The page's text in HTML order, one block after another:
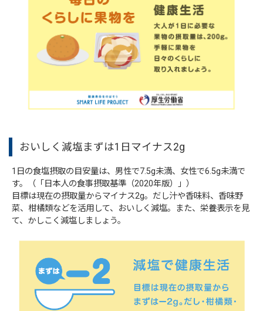
おいしく減塩まずは1日マイナス2g
1日の食塩摂取の目安量は、男性で7.5g未満、女性で6.5g未満で
す。（「日本人の食事摂取基準（2020年版）」）
目標は現在の摂取量からマイナス2g。だし汁や香味料、香味野
菜、柑橘類などを活用して、おいしく減塩。また、栄養表示を見
て、かしこく減塩しましょう。